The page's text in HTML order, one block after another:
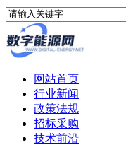
网站首页
行业新闻
政策法规
招标采购
技术前沿